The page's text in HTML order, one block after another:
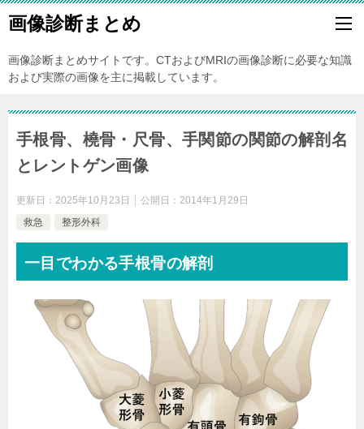
画像診断まとめ
画像診断まとめサイトです。CTおよびMRIの画像診断に必要な知識
および実際の画像を主に掲載しています。
手根骨、橈骨・尺骨、手関節の関節の解剖名
とレントゲン画像
更新日： 2025年10月23日 公開日： 2014年1月29日
救急
整形外科
一目でわかる手根骨の解剖